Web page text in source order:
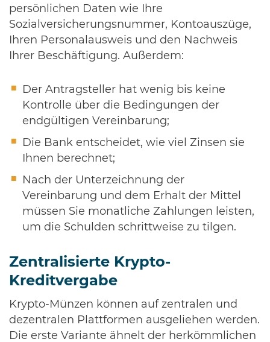
persönlichen Daten wie Ihre
Sozialversicherungsnummer, Kontoauszüge,
Ihren Personalausweis und den Nachweis
Ihrer Beschäftigung. Außerdem:
Der Antragsteller hat wenig bis keine
Kontrolle über die Bedingungen der
endgültigen Vereinbarung;
Die Bank entscheidet, wie viel Zinsen sie
Ihnen berechnet;
Nach der Unterzeichnung der
Vereinbarung und dem Erhalt der Mittel
müssen Sie monatliche Zahlungen leisten,
um die Schulden schrittweise zu tilgen.
Zentralisierte Krypto-
Kreditvergabe
Krypto-Münzen können auf zentralen und
dezentralen Plattformen ausgeliehen werden.
Die erste Variante ähnelt der herkömmlichen